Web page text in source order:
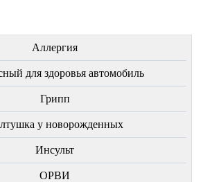
Аллергия
для здоровья автомобиль
Грипп
у новорожденных
Инсульт
ОРВИ